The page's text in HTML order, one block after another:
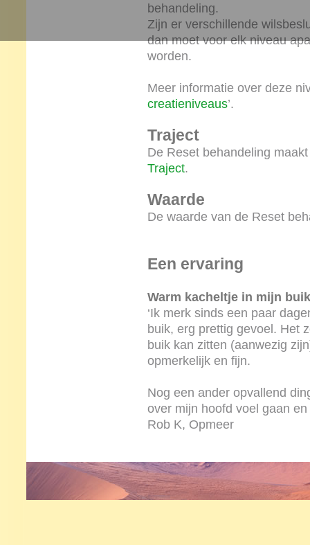
behandeling.
Zijn er verschillende
dan moet voor elk niveau
worden.
Meer informatie over deze
creatieniveaus’.
Traject
De Reset behandeling
Traject.
Waarde
De waarde van de Reset
Een ervaring
Warm kacheltje in mijn buik
‘Ik merk sinds een paar
buik, erg prettig gevoel. Het
buik kan zitten (aanwezig
opmerkelijk en fijn.
Nog een ander opvallend
over mijn hoofd voel gaan
Rob K, Opmeer